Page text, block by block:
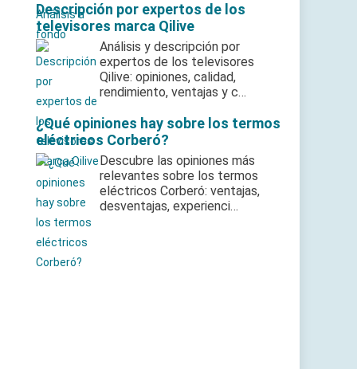
Descripción por expertos de los
televisores marca Qilive
Análisis y descripción por
expertos de los televisores
Qilive: opiniones, calidad,
rendimiento, ventajas y c…
¿Qué opiniones hay sobre los termos
eléctricos Corberó?
Descubre las opiniones más
relevantes sobre los termos
eléctricos Corberó: ventajas,
desventajas, experienci…